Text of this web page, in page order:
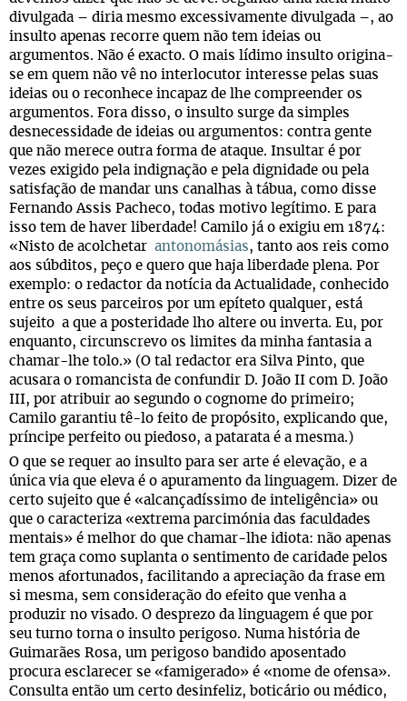
divulgada – diria mesmo excessivamente divulgada –, ao
insulto apenas recorre quem não tem ideias ou
argumentos. Não é exacto. O mais lídimo insulto origina-
se em quem não vê no interlocutor interesse pelas suas
ideias ou o reconhece incapaz de lhe compreender os
argumentos. Fora disso, o insulto surge da simples
desnecessidade de ideias ou argumentos: contra gente
que não merece outra forma de ataque. Insultar é por
vezes exigido pela indignação e pela dignidade ou pela
satisfação de mandar uns canalhas à tábua, como disse
Fernando Assis Pacheco, todas motivo legítimo. E para
isso tem de haver liberdade! Camilo já o exigiu em 1874:
«Nisto de acolchetar antonomásias, tanto aos reis como
aos súbditos, peço e quero que haja liberdade plena. Por
exemplo: o redactor da notícia da Actualidade, conhecido
entre os seus parceiros por um epíteto qualquer, está
sujeito a que a posteridade lho altere ou inverta. Eu, por
enquanto, circunscrevo os limites da minha fantasia a
chamar-lhe tolo.» (O tal redactor era Silva Pinto, que
acusara o romancista de confundir D. João II com D. João
III, por atribuir ao segundo o cognome do primeiro;
Camilo garantiu tê-lo feito de propósito, explicando que,
príncipe perfeito ou piedoso, a patarata é a mesma.)
O que se requer ao insulto para ser arte é elevação, e a
única via que eleva é o apuramento da linguagem. Dizer de
certo sujeito que é «alcançadíssimo de inteligência» ou
que o caracteriza «extrema parcimónia das faculdades
mentais» é melhor do que chamar-lhe idiota: não apenas
tem graça como suplanta o sentimento de caridade pelos
menos afortunados, facilitando a apreciação da frase em
si mesma, sem consideração do efeito que venha a
produzir no visado. O desprezo da linguagem é que por
seu turno torna o insulto perigoso. Numa história de
Guimarães Rosa, um perigoso bandido aposentado
procura esclarecer se «famigerado» é «nome de ofensa».
Consulta então um certo desinfeliz, boticário ou médico,